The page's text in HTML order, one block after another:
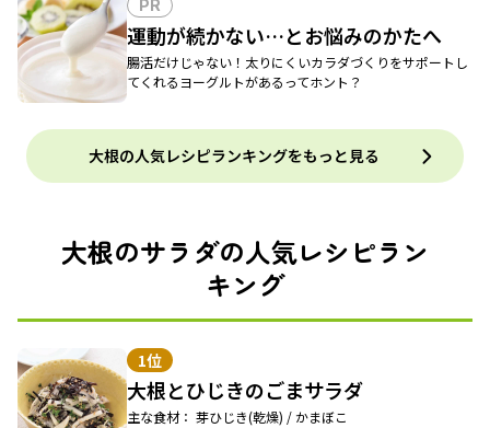
PR
運動が続かない…とお悩みのかたへ
腸活だけじゃない！太りにくいカラダづくりをサポートし
てくれるヨーグルトがあるってホント？
大根の人気レシピランキングをもっと見る
大根のサラダの人気レシピラン
キング
1位
大根とひじきのごまサラダ
主な食材： 芽ひじき(乾燥) / かまぼこ